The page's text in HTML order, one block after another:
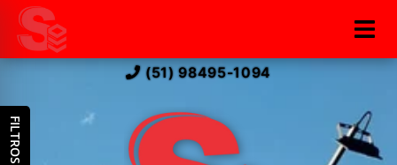
(51) 98495-1094
FILTROS